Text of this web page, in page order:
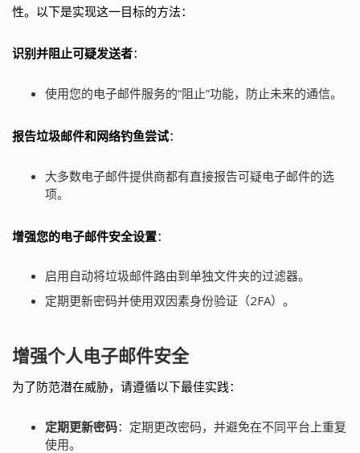
性。以下是实现这一目标的方法：
识别并阻止可疑发送者：
使用您的电子邮件服务的“阻止”功能，防止未来的通信。
报告垃圾邮件和网络钓鱼尝试：
大多数电子邮件提供商都有直接报告可疑电子邮件的选
项。
增强您的电子邮件安全设置：
启用自动将垃圾邮件路由到单独文件夹的过滤器。
定期更新密码并使用双因素身份验证（2FA）。
增强个人电子邮件安全
为了防范潜在威胁，请遵循以下最佳实践：
定期更新密码：定期更改密码，并避免在不同平台上重复
使用。